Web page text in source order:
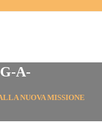
A-
NUOVA MISSIONE